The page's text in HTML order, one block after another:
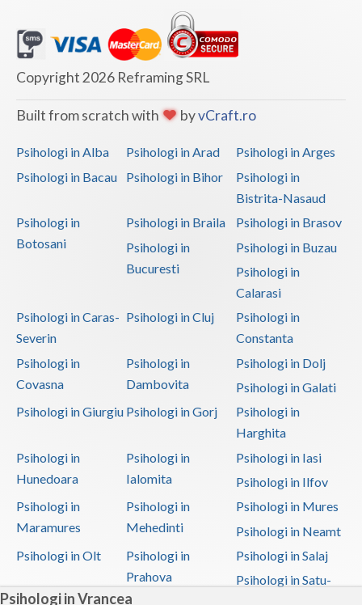
Psihologi in Vrancea
Copyright 2026 Reframing SRL
Built from scratch with byvCraft.ro
Psihologi in Alba Psihologi in Arad
Psihologi in Arges
Psihologi in Bacau
Psihologi in Bihor
Psihologi in
Bistrita-Nasaud
Psihologi in
Botosani
Psihologi in Braila
Psihologi in Brasov
Psihologi in
Bucuresti
Psihologi in Buzau
Psihologi in
Calarasi
Psihologi in Caras-
Severin
Psihologi in Cluj
Psihologi in
Constanta
Psihologi in
Covasna
Psihologi in
Dambovita
Psihologi in Dolj
Psihologi in Galati
Psihologi in Giurgiu Psihologi in Gorj
Psihologi in
Harghita
Psihologi in
Hunedoara
Psihologi in
Ialomita
Psihologi in Iasi
Psihologi in Ilfov
Psihologi in
Maramures
Psihologi in
Mehedinti
Psihologi in Mures
Psihologi in Neamt
Psihologi in Olt
Psihologi in
Prahova
Psihologi in Salaj
Psihologi in Satu-